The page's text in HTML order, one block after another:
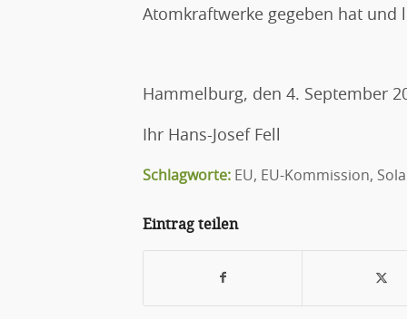
Atomkraftwerke gegeben hat und
Hammelburg, den 4. September
Ihr Hans-Josef Fell
Schlagworte: EU, EU-Kommission,
Eintrag teilen